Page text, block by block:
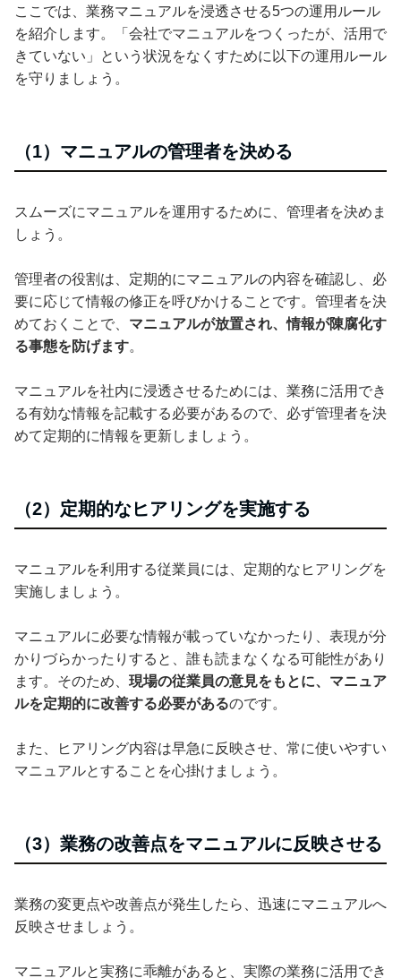
ここでは、業務マニュアルを浸透させる5つの運用ルール
を紹介します。「会社でマニュアルをつくったが、活用で
きていない」という状況をなくすために以下の運用ルール
を守りましょう。
（1）マニュアルの管理者を決める
スムーズにマニュアルを運用するために、管理者を決めま
しょう。
管理者の役割は、定期的にマニュアルの内容を確認し、必
要に応じて情報の修正を呼びかけることです。管理者を決
めておくことで、 マニュアルが放置され、情報が陳腐化す
る事態を防げます。
マニュアルを社内に浸透させるためには、業務に活用でき
る有効な情報を記載する必要があるので、必ず管理者を決
めて定期的に情報を更新しましょう。
（2）定期的なヒアリングを実施する
マニュアルを利用する従業員には、定期的なヒアリングを
実施しましょう。
マニュアルに必要な情報が載っていなかったり、表現が分
かりづらかったりすると、誰も読まなくなる可能性があり
ます。そのため、 現場の従業員の意見をもとに、マニュア
ルを定期的に改善する必要があるのです。
また、ヒアリング内容は早急に反映させ、常に使いやすい
マニュアルとすることを心掛けましょう。
（3）業務の改善点をマニュアルに反映させる
業務の変更点や改善点が発生したら、迅速にマニュアルへ
反映させましょう。
マニュアルと実務に乖離があると、実際の業務に活用でき